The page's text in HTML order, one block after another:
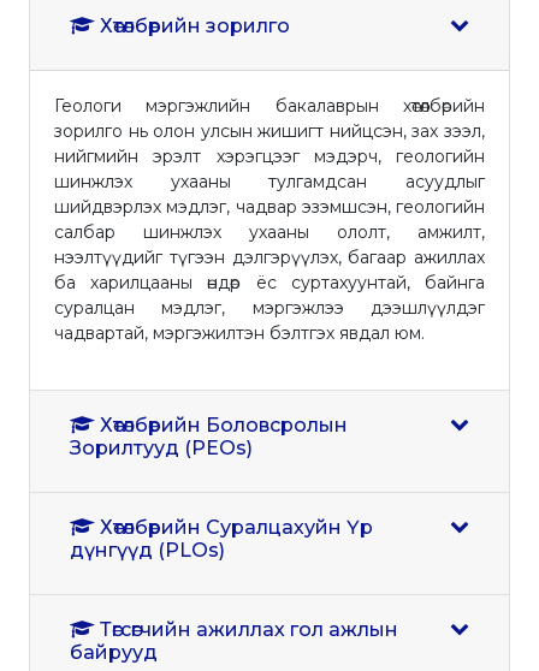
Хөтөлбөрийн зорилго
Геологи мэргэжлийн бакалаврын хөтөлбөрийн
зорилго нь олон улсын жишигт нийцсэн, зах зээл,
нийгмийн эрэлт хэрэгцээг мэдэрч, геологийн
шинжлэх ухааны тулгамдсан асуудлыг
шийдвэрлэх мэдлэг, чадвар эзэмшсэн, геологийн
салбар шинжлэх ухааны ололт, амжилт,
нээлтүүдийг түгээн дэлгэрүүлэх, багаар ажиллах
ба харилцааны өндөр ёс суртахуунтай, байнга
суралцан мэдлэг, мэргэжлээ дээшлүүлдэг
чадвартай, мэргэжилтэн бэлтгэх явдал юм.
Зорилтууд (PEOs)
дүнгүүд (PLOs)
байрууд